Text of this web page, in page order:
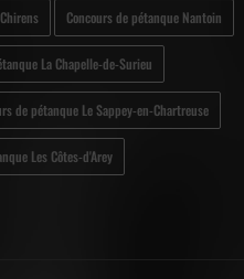
Concours de pétanque Nantoin
La Chapelle-de-Surieu
de pétanque Le Sappey-en-Chartreuse
Les Côtes-d'Arey